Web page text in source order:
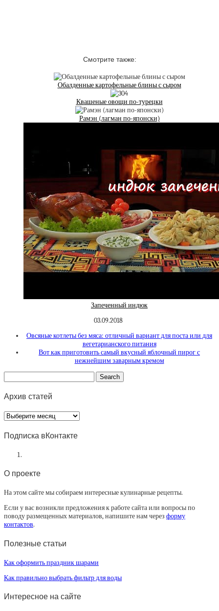
Смотрите также:
Обалденные картофельные блины с сыром
Квашеные овощи по-турецки
Рамэн (лагман по-японски)
Запеченный индюк
03.09.2018
Овсяные котлеты без мяса: отличный вариант для поста или для
вегетарианского питания
Вот как приготовить самый вкусный яблочный пирог с
нежнейшим заварным кремом
Архив статей
Архив
статей
Подписка вКонтакте
О проекте
На этом сайте мы собираем интересные кулинарные рецепты.
Если у вас возникли предложения к работе сайта или вопросы по
поводу размещенных материалов, напишите нам через форму
контактов.
Полезные статьи
Как оформить праздник шарами
Как правильно выбрать фильтр для воды
Интересное на сайте